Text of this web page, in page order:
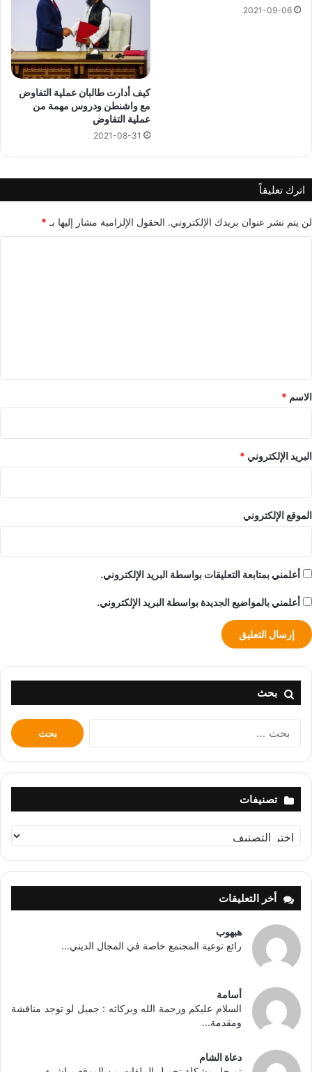
2021-09-06
كيف أدارت طالبان عملية التفاوض
مع واشنطن ودروس مهمة من
عملية التفاوض
2021-08-31
اترك تعليقاً
لن يتم نشر عنوان بريدك الإلكتروني. الحقول الإلزامية مشار إليها بـ *
*
الاسم *
البريد الإلكتروني *
الموقع الإلكتروني
أعلمني بمتابعة التعليقات بواسطة البريد الإلكتروني.
أعلمني بالمواضيع الجديدة بواسطة البريد الإلكتروني.
بحث
البحث
عن:
تصنيفات
تصنيفات
أخر التعليقات
هبهوب
رائع توعية المجتمع خاصة في المجال الديني...
أسامة
السلام عليكم ورحمة الله وبركاته : جميل لو توجد مناقشة
ومقدمة...
دعاة الشام